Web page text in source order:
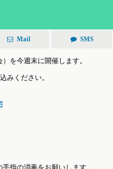
Mail SMS
を今週末に開催します。
みください。
指の消毒をお願いします。